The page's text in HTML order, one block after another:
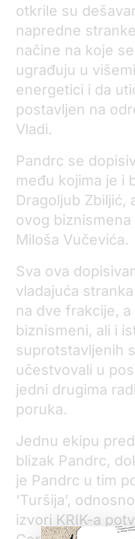
otkrile su
napredne
načine na koje
ugrađuju u
energetici i da
postavljen na
Vladi.
Pandrc se
među kojima je i
Dragoljub Zbiljić,
ovog
Miloša Vučevića.
Sva ova
vladajuća
na dve frakcije,
biznismeni, ali i
suprotstavljenih
učestvovali u
jedni drugima
poruka.
Jednu ekipu
blizak Pandrc,
je Pandrc u tim
‘Turšija’,
izvori KRIK-a